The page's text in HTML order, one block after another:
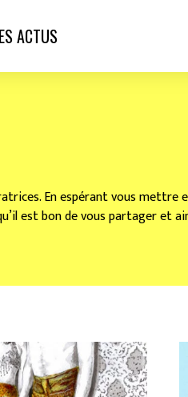
ACTUS
En espérant vous mettre
est bon de vous partager et